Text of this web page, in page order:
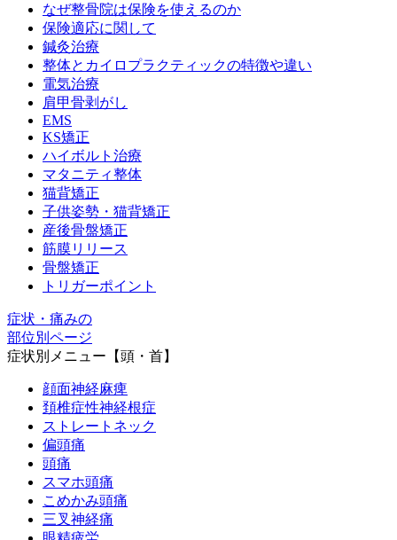
なぜ整骨院は保険を使えるのか
保険適応に関して
鍼灸治療
整体とカイロプラクティックの特徴や違い
電気治療
肩甲骨剥がし
EMS
KS矯正
ハイボルト治療
マタニティ整体
猫背矯正
子供姿勢・猫背矯正
産後骨盤矯正
筋膜リリース
骨盤矯正
トリガーポイント
症状・痛みの
部位別ページ
症状別メニュー【頭・首】
顔面神経麻痺
頚椎症性神経根症
ストレートネック
偏頭痛
頭痛
スマホ頭痛
こめかみ頭痛
三叉神経痛